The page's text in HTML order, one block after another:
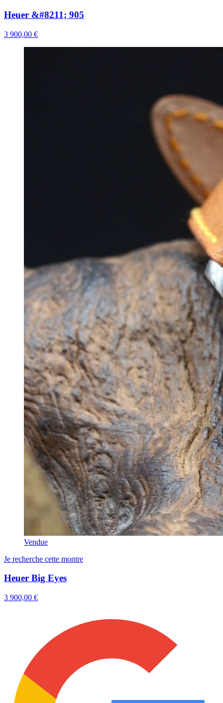
Heuer &#8211; 905
3 900,00 €
Vendue
Je recherche cette montre
Heuer Big Eyes
3 900,00 €